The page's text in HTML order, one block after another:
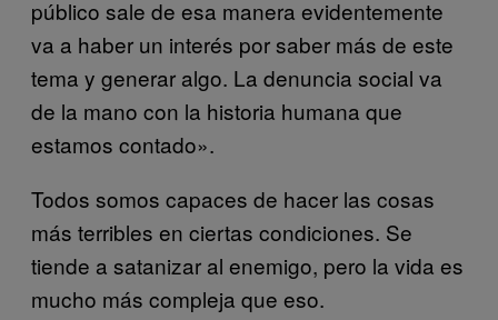
público sale de esa manera evidentemente
va a haber un interés por saber más de este
tema y generar algo. La denuncia social va
de la mano con la historia humana que
estamos contado».
Todos somos capaces de hacer las cosas
más terribles en ciertas condiciones. Se
tiende a satanizar al enemigo, pero la vida es
mucho más compleja que eso.